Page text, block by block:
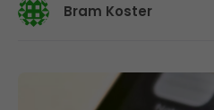
Bram Koster